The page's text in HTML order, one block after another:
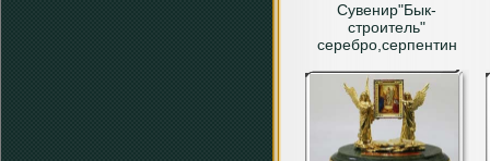
Сувенир"Бык-
строитель"
серебро,серпентин